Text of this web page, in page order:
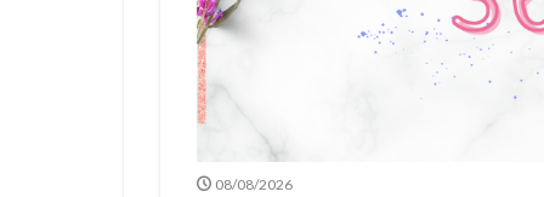
08/08/2026